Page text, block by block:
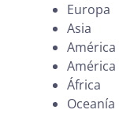
Europa
Asia
África
Oceanía